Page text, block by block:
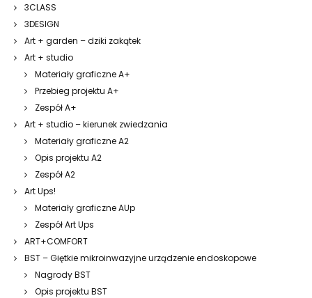
3CLASS
3DESIGN
Art + garden – dziki zakątek
Art + studio
Materiały graficzne A+
Przebieg projektu A+
Zespół A+
Art + studio – kierunek zwiedzania
Materiały graficzne A2
Opis projektu A2
Zespół A2
Art Ups!
Materiały graficzne AUp
Zespół Art Ups
ART+COMFORT
BST – Giętkie mikroinwazyjne urządzenie endoskopowe
Nagrody BST
Opis projektu BST